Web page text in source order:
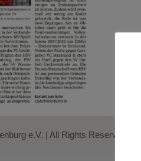
e.V. | All Rights Reserved